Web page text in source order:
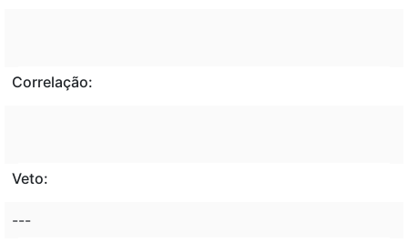
Correlação:
Veto:
---